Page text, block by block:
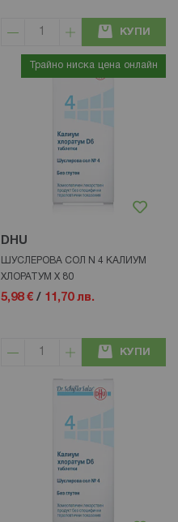
КУПИ
Трайно ниска цена онлайн
DHU
ШУСЛЕРОВА СОЛ N 4 КАЛИУМ
ХЛОРАТУМ Х 80
5,98 € / 11,70 лв.
КУПИ